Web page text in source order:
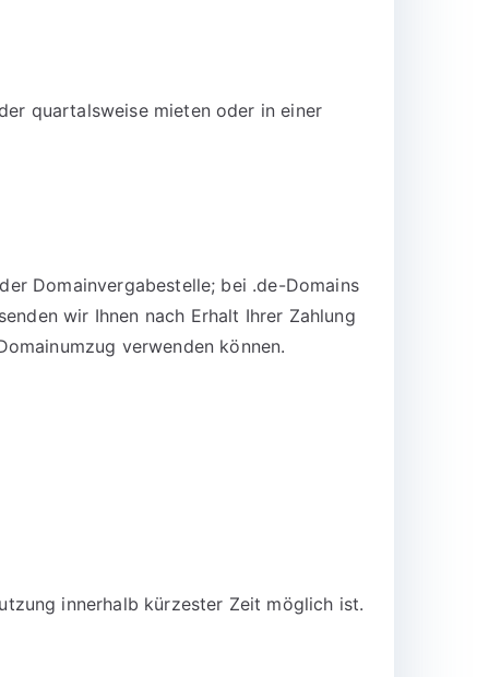
quartalsweise mieten oder in einer
Domainvergabestelle; bei .de-Domains
wir Ihnen nach Erhalt Ihrer Zahlung
verwenden können.
innerhalb kürzester Zeit möglich ist.